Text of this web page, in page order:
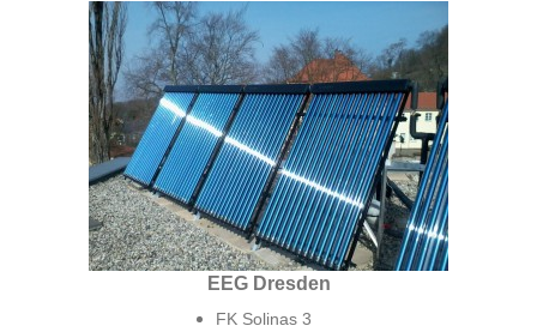
EEG Dresden
FK Solinas 3